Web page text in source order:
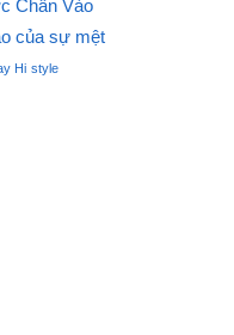
Chân Vào
của sự mệt
Hi style